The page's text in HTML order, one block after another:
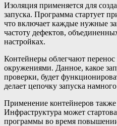
Изоляция применяется для
запуска. Программа стартует
что включает каждые нужные
частоту дефектов,
настройках.
Контейнеры облегчают
окружениями. Данное, какое
проверки, будет
делает цепочку запуска
Применение контейнеров
Инфраструктура может
программы во время